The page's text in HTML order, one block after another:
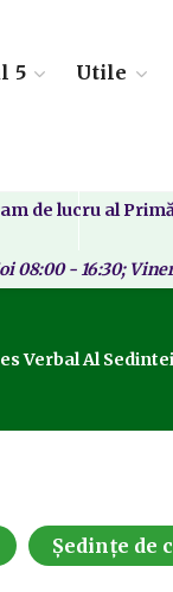
5 Utile
de lucru al
08:00 - 16:30;
Verbal Al
Ședințe de